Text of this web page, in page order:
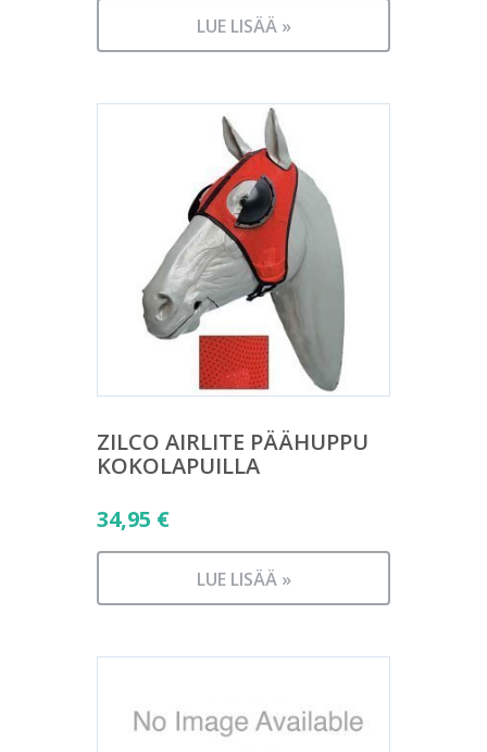
LUE LISÄÄ »
ZILCO AIRLITE PÄÄHUPPU
KOKOLAPUILLA
34,95 €
LUE LISÄÄ »